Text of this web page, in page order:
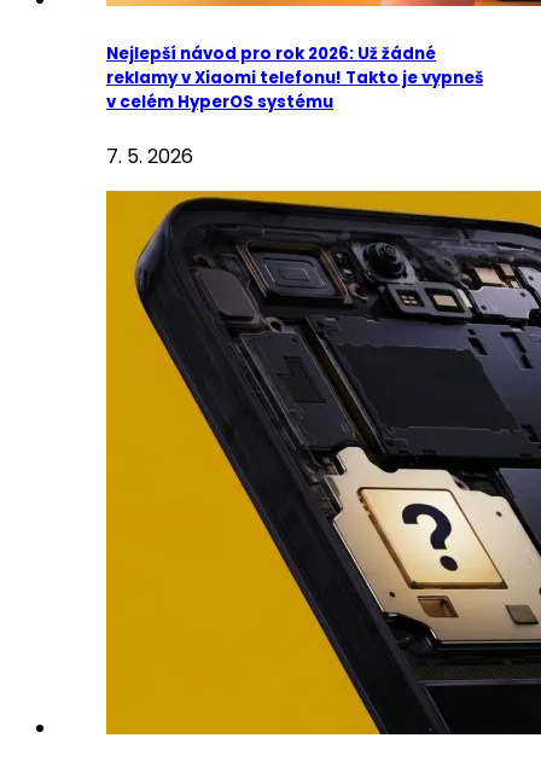
Nejlepší návod pro rok 2026: Už žádné
reklamy v Xiaomi telefonu! Takto je vypneš
v celém HyperOS systému
7. 5. 2026